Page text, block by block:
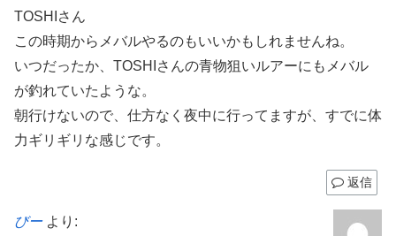
TOSHIさん
この時期からメバルやるのもいいかもしれませんね。
いつだったか、TOSHIさんの青物狙いルアーにもメバル
が釣れていたような。
朝行けないので、仕方なく夜中に行ってますが、すでに体
力ギリギリな感じです。
返信
びー より: